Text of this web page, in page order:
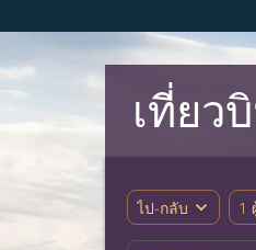
เที่ยว
ไป-กลับ expand_more 1